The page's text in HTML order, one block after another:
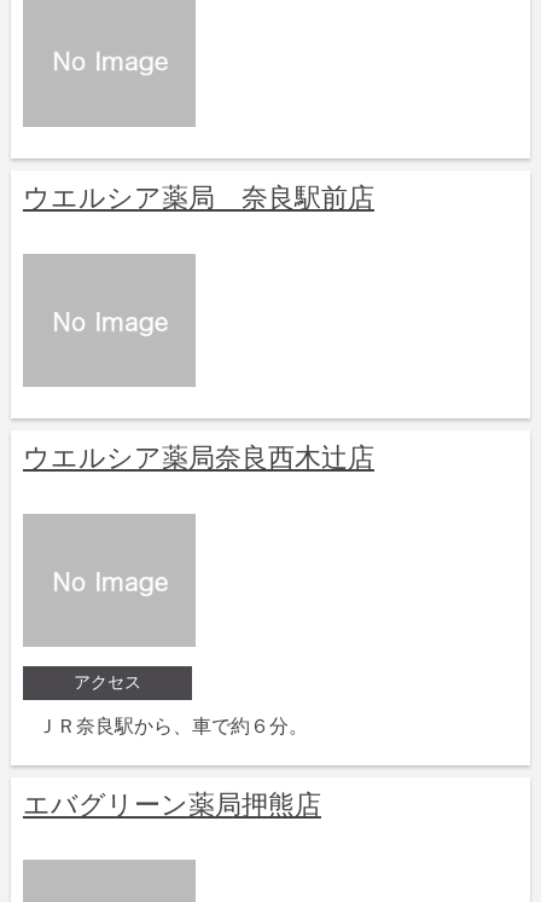
ウエルシア薬局 奈良駅前店
ウエルシア薬局奈良西木辻店
アクセス
ＪＲ奈良駅から、車で約６分。
エバグリーン薬局押熊店